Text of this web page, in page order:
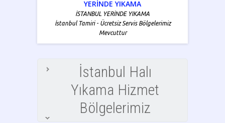
YERİNDE YIKAMA
İSTANBUL YERİNDE YIKAMA
İstanbul Tamiri - Ücretsiz Servis Bölgelerimiz
Mevcuttur
İstanbul Halı
Yıkama Hizmet
Bölgelerimiz